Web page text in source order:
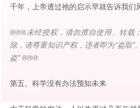
千年，上帝透过祂的启示早就告诉我们
®®®未经授权，请勿擅自使用、转载
除，请尊重知识产权，违者即为“盗取”
盗” ®®®
第五、科学没有办法预知未来